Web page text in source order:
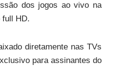
dos jogos ao vivo na
full HD.
diretamente nas TVs
para assinantes do